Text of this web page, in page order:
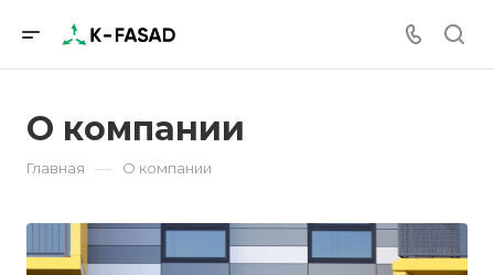
О компании
Главная — О компании